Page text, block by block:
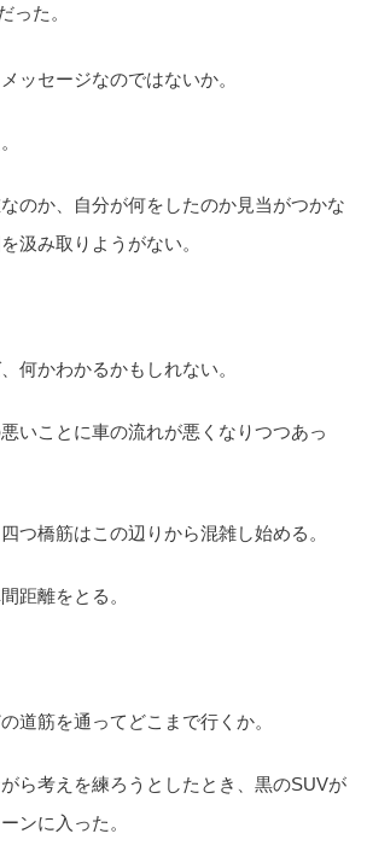
った。
ッセージなのではないか。
のか、自分が何をしたのか見当がつかな
汲み取りようがない。
何かわかるかもしれない。
いことに車の流れが悪くなりつつあっ
つ橋筋はこの辺りから混雑し始める。
距離をとる。
道筋を通ってどこまで行くか。
ら考えを練ろうとしたとき、黒のSUVが
ンに入った。